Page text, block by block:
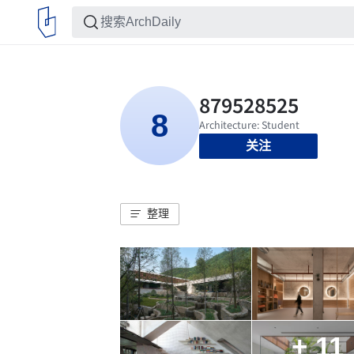
关注
整理
+ 11